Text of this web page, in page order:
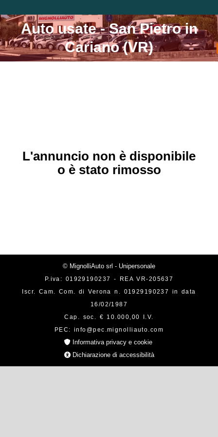
Auto usate - San Pietro in
Cariano (VR)
Tu sei qui:
L'annuncio non è disponibile
o è stato rimosso
© MignolliAuto srl - Unipersonale
P.iva: 01929190237 - REA VR-205637
Iscr. Cam. Com. di Verona n. 01929190237 in data
16/02/1987
Cap. soc. € 10.000,00 I.V.
PEC: info@pec.mignolliauto.com
Informativa privacy e cookie
Dichiarazione di accessibilità